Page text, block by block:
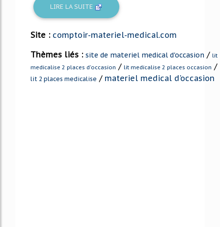
LIRE LA SUITE
Site : comptoir-materiel-medical.com
Thèmes liés : site de materiel medical d'occasion / lit
medicalise 2 places d'occasion / lit medicalise 2 places occasion /
lit 2 places medicalise / materiel medical d'occasion